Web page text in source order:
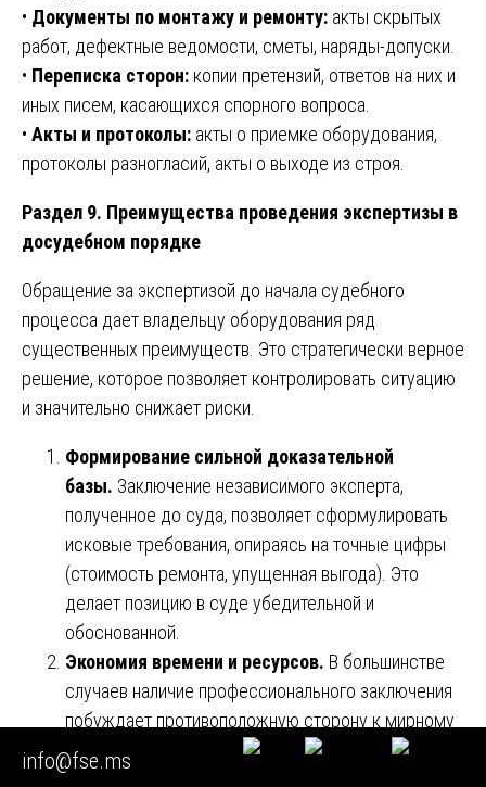
• Документы по монтажу и ремонту: акты скрытых
работ, дефектные ведомости, сметы, наряды-допуски.
• Переписка сторон: копии претензий, ответов на них и
иных писем, касающихся спорного вопроса.
• Акты и протоколы: акты о приемке оборудования,
протоколы разногласий, акты о выходе из строя.
Раздел 9. Преимущества проведения экспертизы в
досудебном порядке
Обращение за экспертизой до начала судебного
процесса дает владельцу оборудования ряд
существенных преимуществ. Это стратегически верное
решение, которое позволяет контролировать ситуацию
и значительно снижает риски.
Формирование сильной доказательной
базы. Заключение независимого эксперта,
полученное до суда, позволяет сформулировать
исковые требования, опираясь на точные цифры
(стоимость ремонта, упущенная выгода). Это
делает позицию в суде убедительной и
обоснованной.
Экономия времени и ресурсов. В большинстве
случаев наличие профессионального заключения
побуждает противоположную сторону к мирному
урегулированию спора, что позволяет избежать
длительных судебных разбирательств и
info@fse.ms